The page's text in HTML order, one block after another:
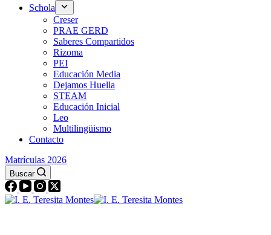
Schola
Creser
PRAE GERD
Saberes Compartidos
Rizoma
PEI
Educación Media
Dejamos Huella
STEAM
Educación Inicial
Leo
Multilingüismo
Contacto
Matrículas 2026
Buscar